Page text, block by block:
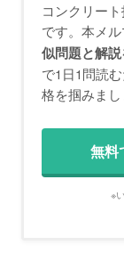
コンクリー
です。本メル
似問題と解
で1日1問読
格を掴みまし
無料
※